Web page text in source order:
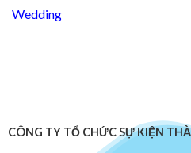
Wedding
CÔNG TY TỔ CHỨC SỰ KIỆN